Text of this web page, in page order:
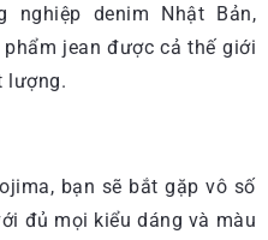
nghiệp denim Nhật Bản,
jean được cả thế giới
lượng.
bạn sẽ bắt gặp vô số
đủ mọi kiểu dáng và màu